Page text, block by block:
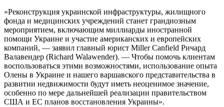
«Реконструкция украинской инфраструктуры, жилищного
фонда и медицинских учреждений станет грандиозным
мероприятием, включающим миллиарды иностранной
помощи Украине и участие американских и европейских
компаний, — заявил главный юрист Miller Canfield Ричард
Валавендер (Richard Walawender). — Чтобы помочь клиентам
воспользоваться этими возможностями, использование опыта
Олены в Украине и нашего варшавского представительства в
развитии недвижимости будут иметь неоценимое значение,
особенно по мере дальнейшей реализации правительством
США и ЕС планов восстановления Украины».